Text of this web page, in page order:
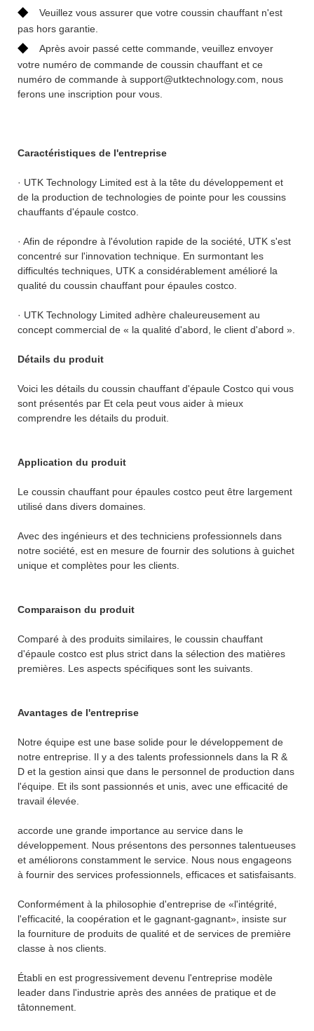
◆
Veuillez vous assurer que votre coussin chauffant n'est
pas hors garantie.
◆
Après avoir passé cette commande, veuillez envoyer
votre numéro de commande de coussin chauffant et ce
numéro de commande à support@utktechnology.com, nous
ferons une inscription pour vous.
Caractéristiques de l'entreprise
· UTK Technology Limited est à la tête du développement et
de la production de technologies de pointe pour les coussins
chauffants d'épaule costco.
· Afin de répondre à l'évolution rapide de la société, UTK s'est
concentré sur l'innovation technique. En surmontant les
difficultés techniques, UTK a considérablement amélioré la
qualité du coussin chauffant pour épaules costco.
· UTK Technology Limited adhère chaleureusement au
concept commercial de « la qualité d'abord, le client d'abord ».
Détails du produit
Voici les détails du coussin chauffant d'épaule Costco qui vous
sont présentés par Et cela peut vous aider à mieux
comprendre les détails du produit.
Application du produit
Le coussin chauffant pour épaules costco peut être largement
utilisé dans divers domaines.
Avec des ingénieurs et des techniciens professionnels dans
notre société, est en mesure de fournir des solutions à guichet
unique et complètes pour les clients.
Comparaison du produit
Comparé à des produits similaires, le coussin chauffant
d'épaule costco est plus strict dans la sélection des matières
premières. Les aspects spécifiques sont les suivants.
Avantages de l'entreprise
Notre équipe est une base solide pour le développement de
notre entreprise. Il y a des talents professionnels dans la R &
D et la gestion ainsi que dans le personnel de production dans
l'équipe. Et ils sont passionnés et unis, avec une efficacité de
travail élevée.
accorde une grande importance au service dans le
développement. Nous présentons des personnes talentueuses
et améliorons constamment le service. Nous nous engageons
à fournir des services professionnels, efficaces et satisfaisants.
Conformément à la philosophie d'entreprise de «l'intégrité,
l'efficacité, la coopération et le gagnant-gagnant», insiste sur
la fourniture de produits de qualité et de services de première
classe à nos clients.
Établi en est progressivement devenu l'entreprise modèle
leader dans l'industrie après des années de pratique et de
tâtonnement.